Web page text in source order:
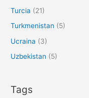
Turcia (21)
Turkmenistan (5)
Ucraina (3)
Uzbekistan (5)
Tags